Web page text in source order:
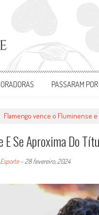
PASSARAM
Flamengo vence o Fluminense e
E Se Aproxima Do
- 28 fevereiro, 2024